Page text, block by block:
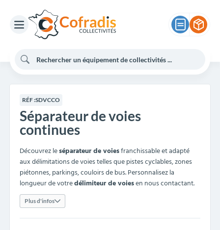
RÉF :SDVCCO
Séparateur de voies
continues
Découvrez leséparateur de voiesfranchissable et adapté
aux délimitations de voies telles que pistes cyclables, zones
piétonnes, parkings, couloirs de bus. Personnalisez la
longueur de votredélimiteur de voiesen nous contactant.
Plus d'infos